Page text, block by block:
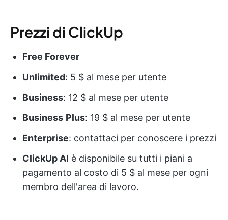
Prezzi di ClickUp
Free Forever
Unlimited: 5 $ al mese per utente
Business: 12 $ al mese per utente
Business Plus: 19 $ al mese per utente
Enterprise: contattaci per conoscere i prezzi
ClickUp AI è disponibile su tutti i piani a
pagamento al costo di 5 $ al mese per ogni
membro dell'area di lavoro.